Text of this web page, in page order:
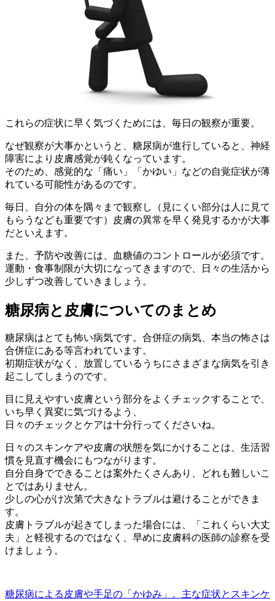
これらの症状に早く気づくためには、毎日の観察が重要。
なぜ観察が大事かというと、糖尿病が進行していると、神経
障害により皮膚感覚が鈍くなっています。
そのため、感覚的な「痛い」「かゆい」などの自覚症状が薄
れている可能性があるのです。
毎日、自分の体を隅々まで観察し（見にくい部分は人に見て
もらうなども重要です）皮膚の異常を早く発見するかが大事
だといえます。
また、予防や改善には、血糖値のコントロールが必須です。
運動・食事制限が大切になってきますので、日々の生活から
少しずつ改善していきましょう。
糖尿病と皮膚についてのまとめ
糖尿病はとても怖い病気です。合併症の病気、本当の怖さは
合併症にある等言われています。
初期症状がなく、放置しているうちにさまざまな病気を引き
起こしてしまうのです。
目に見えやすい皮膚という部分をよくチェックすることで、
いち早く異変に気づけるよう、
日々のチェックとケアは十分行ってくださいね。
日々のスキンケアや皮膚の状態を気にかけることは、生活習
慣を見直す機会にもつながります。
自分自身でできることは案外たくさんあり、どれも難しいこ
とではありません。
少しの心がけ次第で大きなトラブルは避けることができま
す。
皮膚トラブルが起きてしまった場合には、「これくらい大丈
夫」と軽視するのではなく、早めに皮膚科の医師の診察を受
けましょう。
糖尿病による皮膚や手足の「かゆみ」。主な症状とスキンケ